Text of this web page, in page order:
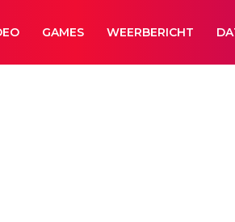
GAMES WEERBERICHT